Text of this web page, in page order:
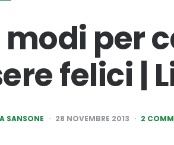
modi per
felici |
SANSONE 28 NOVEMBRE 2013 2